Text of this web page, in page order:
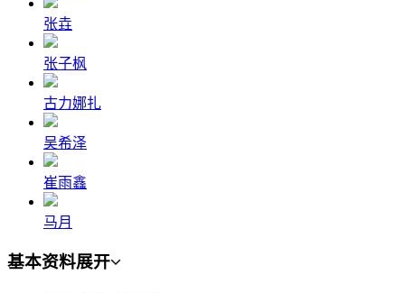
张垚
张子枫
古力娜扎
吴希泽
崔雨鑫
马月
基本资料展开